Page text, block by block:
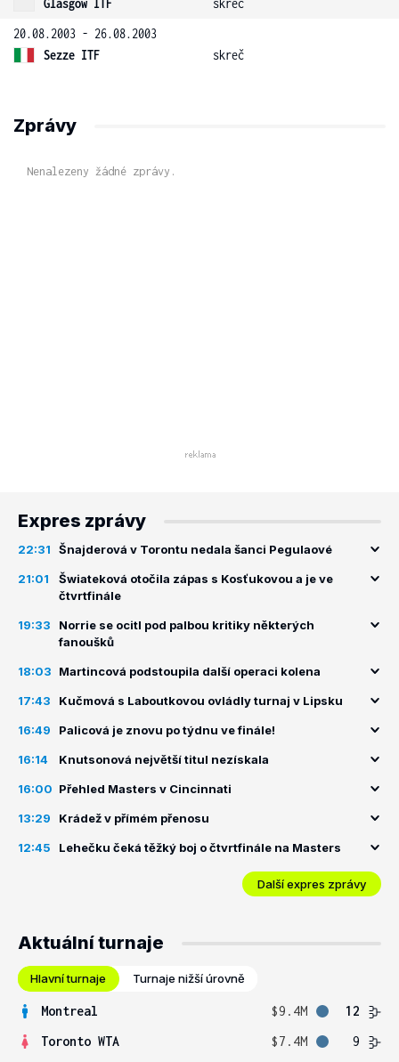
Glasgow ITF
skreč
20.08.2003 - 26.08.2003
Sezze ITF
skreč
Zprávy
Nenalezeny žádné zprávy.
Expres zprávy
22:31 Šnajderová v Torontu nedala šanci Pegulaové
21:01
Šwiateková otočila zápas s Kosťukovou a je ve
čtvrtfinále
19:33
Norrie se ocitl pod palbou kritiky některých
fanoušků
18:03 Martincová podstoupila další operaci kolena
17:43 Kučmová s Laboutkovou ovládly turnaj v Lipsku
16:49 Palicová je znovu po týdnu ve finále!
16:14 Knutsonová největší titul nezískala
16:00 Přehled Masters v Cincinnati
13:29 Krádež v přímém přenosu
12:45 Lehečku čeká těžký boj o čtvrtfinále na Masters
Další expres zprávy
Aktuální turnaje
Hlavní turnaje Turnaje nižší úrovně
Montreal $9.4M
12
Toronto WTA
$7.4M 9